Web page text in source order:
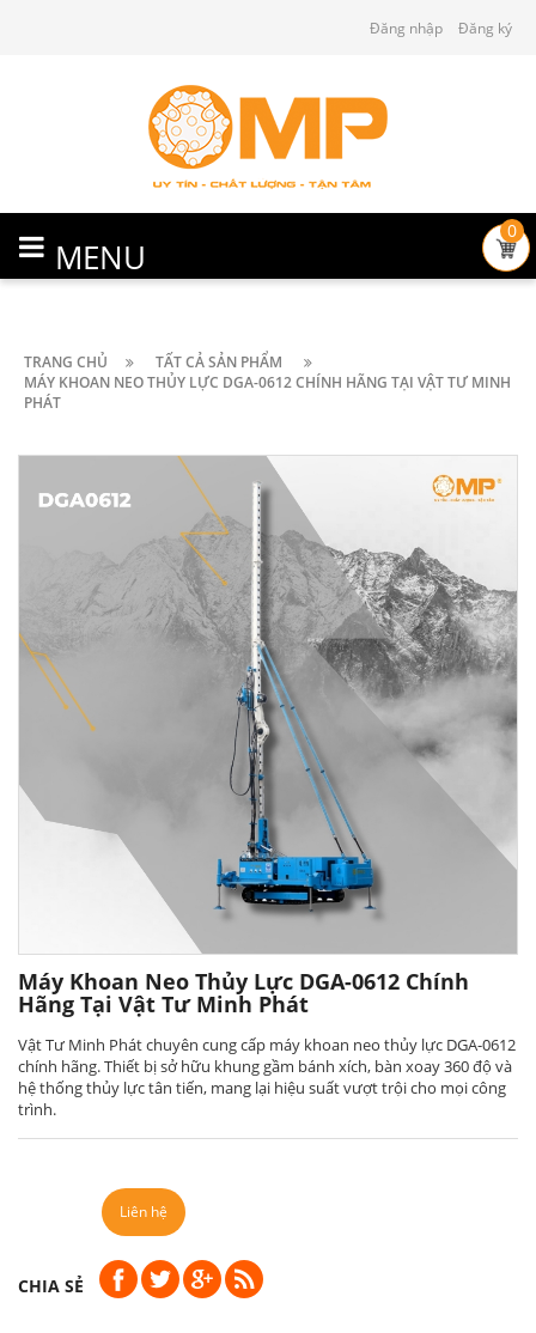
Đăng nhập Đăng ký
MENU
0
TRANG CHỦ
TẤT CẢ SẢN PHẨM
MÁY KHOAN NEO THỦY LỰC DGA-0612 CHÍNH HÃNG TẠI VẬT TƯ MINH
PHÁT
Máy Khoan Neo Thủy Lực DGA-0612 Chính
Hãng Tại Vật Tư Minh Phát
Vật Tư Minh Phát chuyên cung cấp máy khoan neo thủy lực DGA-0612
chính hãng. Thiết bị sở hữu khung gầm bánh xích, bàn xoay 360 độ và
hệ thống thủy lực tân tiến, mang lại hiệu suất vượt trội cho mọi công
trình.
Liên hệ
CHIA SẺ